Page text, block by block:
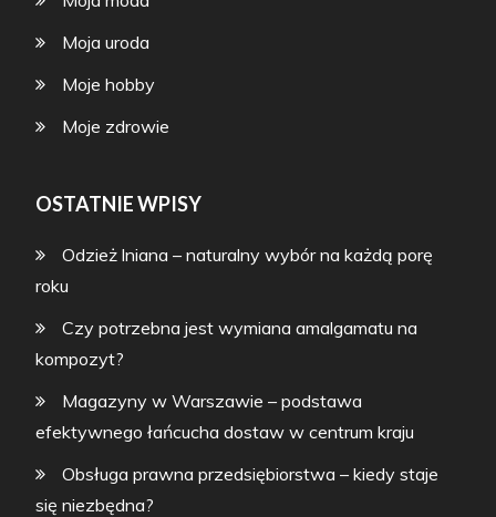
Moja uroda
Moje hobby
Moje zdrowie
OSTATNIE WPISY
Odzież lniana – naturalny wybór na każdą porę
roku
Czy potrzebna jest wymiana amalgamatu na
kompozyt?
Magazyny w Warszawie – podstawa
efektywnego łańcucha dostaw w centrum kraju
Obsługa prawna przedsiębiorstwa – kiedy staje
się niezbędna?